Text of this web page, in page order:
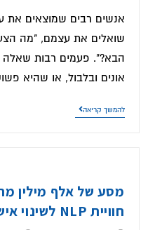
אנשים רבים שמוצאים את
שואלים את עצמם, "מה
הבא?". פעמים רבות שאלה
אונים ובלבול, או שהיא
להמשך קריאה
מסע של אלף מילין
חוויית NLP לשינוי אישי